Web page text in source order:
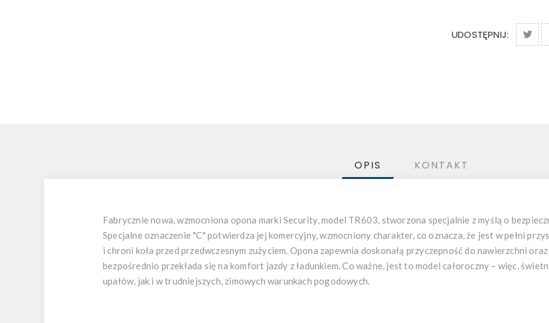
UDOSTĘPNIJ:
OPIS KONTAKT
Fabrycznie nowa, wzmocniona opona marki Security, model TR603, stworzona specjalnie z myślą o
Specjalne oznaczenie "C" potwierdza jej komercyjny, wzmocniony charakter, co oznacza, że jest w pełni
i chroni koła przed przedwczesnym zużyciem. Opona zapewnia doskonałą przyczepność do nawierzchni
bezpośrednio przekłada się na komfort jazdy z ładunkiem. Co ważne, jest to model całoroczny – więc,
upałów, jak i w trudniejszych, zimowych warunkach pogodowych.